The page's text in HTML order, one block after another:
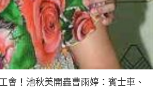
會！池秋美開轟曹雨婷：賓士車、